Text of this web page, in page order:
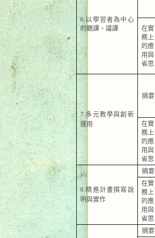
6.以學習者為中心
的觀課、議課
在實
務上
的應
用與
省思
7.多元教學與創新
運用
摘要
在實
務上
的應
用與
省思
8.精進計畫撰寫說
明與實作
摘要
在實
務上
的應
用與
省思
摘要